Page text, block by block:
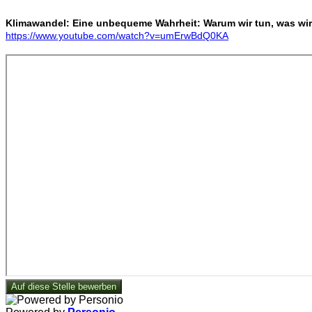
Klimawandel: Eine unbequeme Wahrheit: Warum wir tun, was
https://www.youtube.com/watch?v=umErwBdQ0KA
Auf diese Stelle bewerben